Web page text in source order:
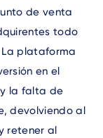
de venta
todo
La plataforma
en el
la falta de
devolviendo al
retener al